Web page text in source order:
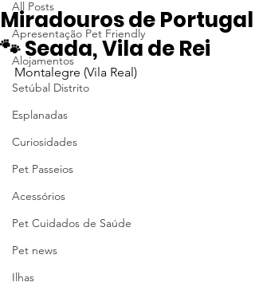
All Posts
Apresentação Pet Friendly
Alojamentos
Setúbal Distrito
Esplanadas
Curiosidades
Pet Passeios
Acessórios
Pet Cuidados de Saúde
Pet news
Ilhas
Miradouros de Portugal
🐾 Seada, Vila de Rei
Montalegre (Vila Real)